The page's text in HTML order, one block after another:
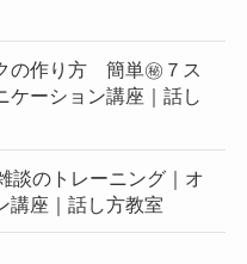
の作り方 簡単㊙︎７ス
ケーション講座｜話し
談のトレーニング｜オ
講座｜話し方教室